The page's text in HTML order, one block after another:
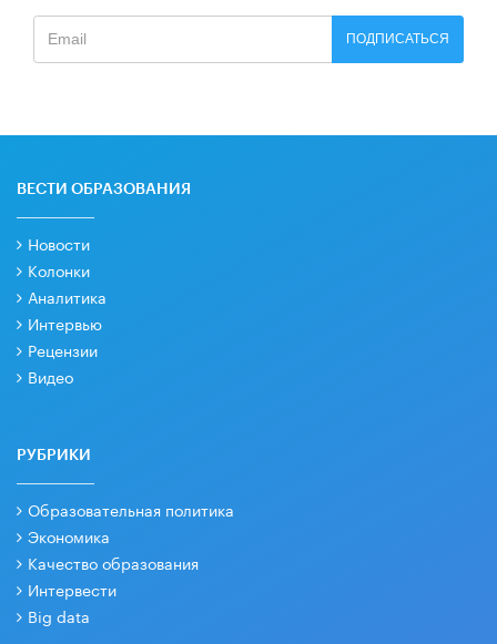
ПОДПИСАТЬСЯ
ВЕСТИ ОБРАЗОВАНИЯ
Новости
Колонки
Аналитика
Интервью
Рецензии
Видео
РУБРИКИ
Образовательная политика
Экономика
Качество образования
Интервести
Big data